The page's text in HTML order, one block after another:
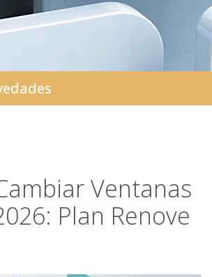
Ventanas
Plan Renove